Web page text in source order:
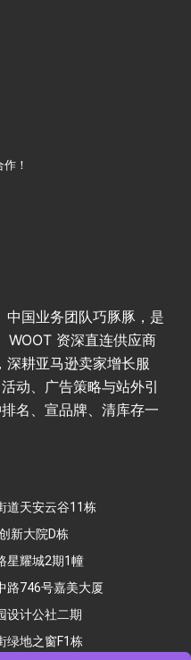
！
国业务团队巧豚豚，是
WOOT 资深直连供应商
耕亚马逊卖家增长服
动、广告策略与站外引
名、宣品牌、清库存一
道天安云谷11栋
新大院D栋
星耀城2期1幢
路746号嘉美大厦
设计公社二期
绿地之窗F1栋